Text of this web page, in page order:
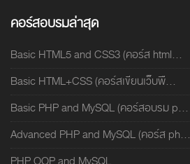
คอร์สอบรมล่าสุด
Basic HTML5 and CSS3 (คอร์ส html...
Basic HTML+CSS (คอร์สเขียนเว็บพื...
Basic PHP and MySQL (คอร์สอบรม p...
Advanced PHP and MySQL (คอร์ส ph...